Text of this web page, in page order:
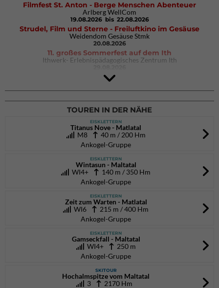
Filmfest St. Anton - Berge Menschen Abenteuer
Arlberg WellCom
19.08.2026 bis 22.08.2026
Strudel, Film und Sterne - Freiluftkino im Gesäuse
Weidendom Gesäuse Stmk
20.08.2026
11. großes Sommerfest auf dem Ith
Ithwerk- Erlebnispädagogisches Zentrum Ith
4Blocs KIDS 2026
DAV Kletter- & Boulderzentrum München Süd (Thalkirchen)
26.09.2026
TOUREN IN DER NÄHE
EISKLETTERN
Titanus Nove - Matlatal
M8 40 m / 200 Hm
Ankogel-Gruppe
EISKLETTERN
Wintasun - Maltatal
WI4+
140 m / 350 Hm
Ankogel-Gruppe
EISKLETTERN
Zeit zum Warten - Matlatal
WI6
215 m / 400 Hm
Ankogel-Gruppe
EISKLETTERN
Gamseckfall - Maltatal
WI4+ 250 m
Ankogel-Gruppe
SKITOUR
Hochalmspitze vom Maltatal
3
2170 Hm